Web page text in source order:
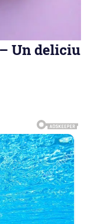
Un deliciu